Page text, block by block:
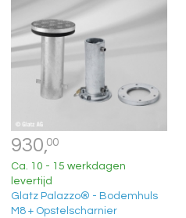
930,00
Ca. 10 - 15 werkdagen
levertijd
Glatz Palazzo® - Bodemhuls
M8 + Opstelscharnier